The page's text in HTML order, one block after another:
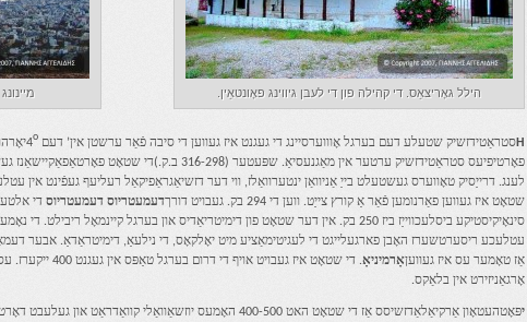
הילל גאָריצאַס. די קהילה פון די לעבן גיווינג פאָונטאַין.
Ηסטראַטידזשיק שטעלע דעם בערגל אָוווערסיינג די געגנט איז געווען די סיבה פֿאַר ערשטן אין’ דעם 4 ο
פאָרטיפיעס סטראַטידזשיק ערטער אין מאַגנעסיאַ. שפּעטער (316-298 ב.ק.)די שטאָט פאָרטאַפאַקיישאַנז געשטארקט דורך
לענג. דרייַסיק טאָווערס געשטעלט בייַ אַניוואַן ינטערוואַלז, ווי דער דזשיאַגראַפיקאַל רעליעף געפֿינט אין
שטאָט איז געווען פאַרנומען פֿאַר אַ קורץ צייַט. ווען די 294 בק. געבויט דורך
דעמעטריוס דעמעטריוס די אלטע
סינאָיקיסטיקע ביסלעכווייַז ביז 250 בק. אין דער שטאָט פון דימיטריאַדיס און בערגל קיינמאָל
עטלעכע ריסערטשערז האָבן פארגעלייגט די לעגיטימאַציע מיט יאָלקאָס, די נילעאַ, דימיטראַדאַ. אבער
אַז טאָמער עס איז געוועןאָרמיניאָ
. די שטאָט איז
אָרגאַניזירט אין בלאַקס.
י